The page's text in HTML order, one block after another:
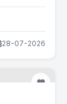
28-07-2026